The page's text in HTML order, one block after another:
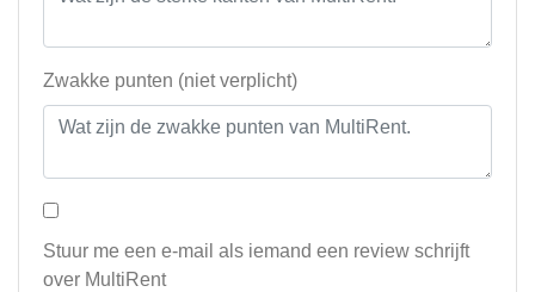
Zwakke punten (niet verplicht)
Stuur me een e-mail als iemand een review schrijft
over MultiRent